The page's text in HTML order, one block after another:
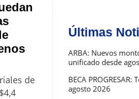
de
Últimas
ARBA: Nuevos
unificado desde
BECA
agosto 2026